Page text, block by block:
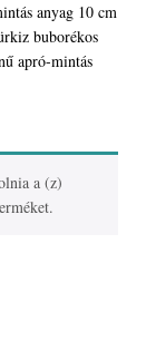
anyag 10 cm
buborékos
apró-mintás
a (z)